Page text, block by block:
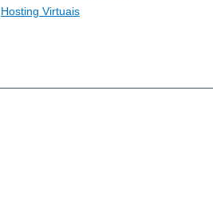
Hosting Virtuais